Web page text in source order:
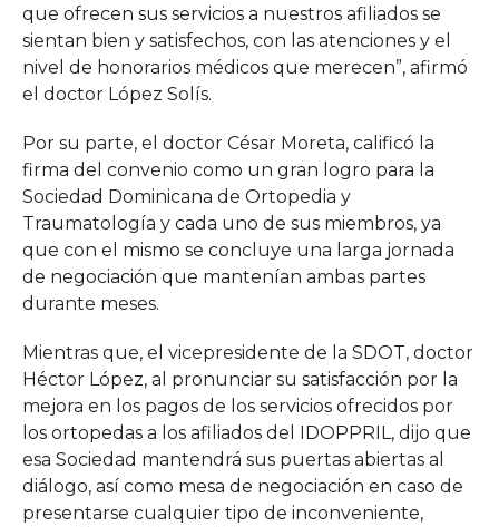
que ofrecen sus servicios a nuestros afiliados se
sientan bien y satisfechos, con las atenciones y el
nivel de honorarios médicos que merecen”, afirmó
el doctor López Solís.
Por su parte, el doctor César Moreta, calificó la
firma del convenio como un gran logro para la
Sociedad Dominicana de Ortopedia y
Traumatología y cada uno de sus miembros, ya
que con el mismo se concluye una larga jornada
de negociación que mantenían ambas partes
durante meses.
Mientras que, el vicepresidente de la SDOT, doctor
Héctor López, al pronunciar su satisfacción por la
mejora en los pagos de los servicios ofrecidos por
los ortopedas a los afiliados del IDOPPRIL, dijo que
esa Sociedad mantendrá sus puertas abiertas al
diálogo, así como mesa de negociación en caso de
presentarse cualquier tipo de inconveniente,